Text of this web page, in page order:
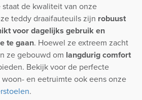
de kwaliteit van onze
teddy draaifauteuils zijn robuust
voor dagelijks gebruik en
te gaan. Hoewel ze extreem zacht
ze gebouwd om langdurig comfort
Bekijk voor de perfecte
en eetruimte ook eens onze
.